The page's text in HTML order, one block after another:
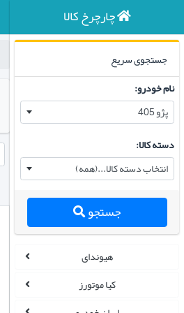
چارچرخ کالا
جستجوی سریع
نام خودرو:
پژو 405
دسته کالا:
انتخاب دسته کالا...(همه)
جستجو
هیوندای
کیا موتورز